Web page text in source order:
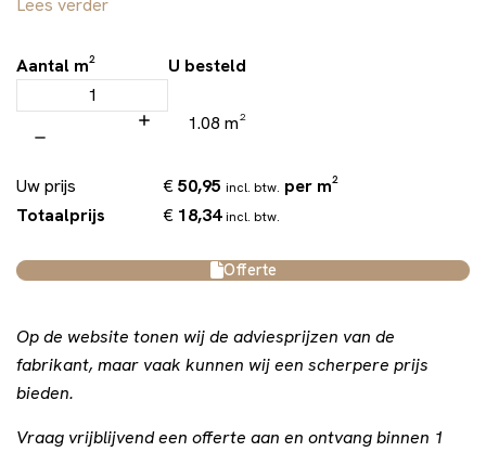
Lees verder
Aantal m² U besteld
1.08 m²
Uw prijs €50,95 incl. btw. per m²
Totaalprijs
€ 18,34 incl. btw.
Offerte
Op de website tonen wij de adviesprijzen van de
fabrikant, maar vaak kunnen wij een scherpere prijs
bieden.
Vraag vrijblijvend een offerte aan en ontvang binnen 1